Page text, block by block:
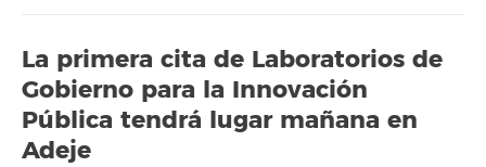
La primera cita de Laboratorios de
Gobierno para la Innovación
Pública tendrá lugar mañana en
Adeje